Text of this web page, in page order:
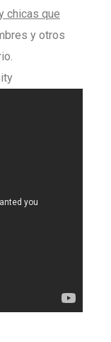
chicas que
y otros